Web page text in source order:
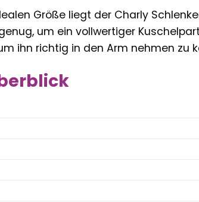
Größe liegt der Charly
um ein vollwertiger
ihn richtig in den Arm nehmen zu